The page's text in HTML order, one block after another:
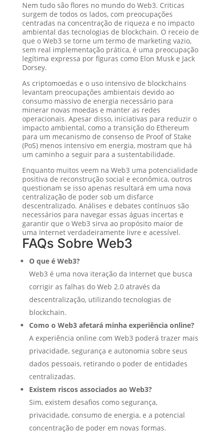
Nem tudo são flores no mundo do Web3. Criticas
surgem de todos os lados, com preocupações
centradas na concentração de riqueza e no impacto
ambiental das tecnologias de blockchain. O receio de
que o Web3 se torne um termo de marketing vazio,
sem real implementação prática, é uma preocupação
legítima expressa por figuras como Elon Musk e Jack
Dorsey.
As criptomoedas e o uso intensivo de blockchains
levantam preocupações ambientais devido ao
consumo massivo de energia necessário para
minerar novas moedas e manter as redes
operacionais. Apesar disso, iniciativas para reduzir o
impacto ambiental, como a transição do Ethereum
para um mecanismo de consenso de Proof of Stake
(PoS) menos intensivo em energia, mostram que há
um caminho a seguir para a sustentabilidade.
Enquanto muitos veem na Web3 uma potencialidade
positiva de reconstrução social e econômica, outros
questionam se isso apenas resultará em uma nova
centralização de poder sob um disfarce
descentralizado. Análises e debates contínuos são
necessários para navegar essas águas incertas e
garantir que o Web3 sirva ao propósito maior de
uma Internet verdadeiramente livre e acessível.
FAQs Sobre Web3
O que é Web3?
Web3 é uma nova iteração da Internet que busca
corrigir as falhas do Web 2.0 através da
descentralização, utilizando tecnologias de
blockchain.
Como o Web3 afetará minha experiência online?
A experiência online com Web3 poderá trazer mais
privacidade, segurança e autonomia sobre seus
dados pessoais, retirando o poder de entidades
centralizadas.
Existem riscos associados ao Web3?
Sim, existem desafios como segurança,
privacidade, consumo de energia, e a potencial
concentração de poder em novas formas.